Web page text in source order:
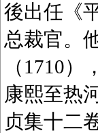
後出任《
总裁官。
（1710
康熙至热
贞集十二